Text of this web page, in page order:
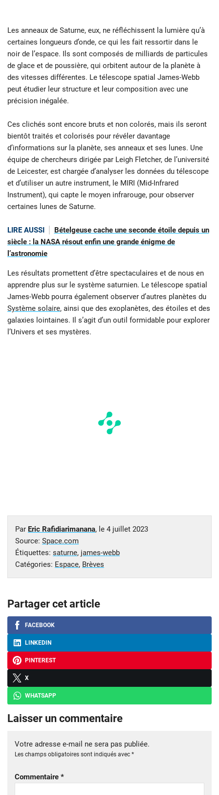
Les anneaux de Saturne, eux, ne réfléchissent la lumière qu’à
certaines longueurs d’onde, ce qui les fait ressortir dans le
noir de l’espace. Ils sont composés de milliards de particules
de glace et de poussière, qui orbitent autour de la planète à
des vitesses différentes. Le télescope spatial James-Webb
peut étudier leur structure et leur composition avec une
précision inégalée.
Ces clichés sont encore bruts et non colorés, mais ils seront
bientôt traités et colorisés pour révéler davantage
d’informations sur la planète, ses anneaux et ses lunes. Une
équipe de chercheurs dirigée par Leigh Fletcher, de l’université
de Leicester, est chargée d’analyser les données du télescope
et d’utiliser un autre instrument, le MIRI (Mid-Infrared
Instrument), qui capte le moyen infrarouge, pour observer
certaines lunes de Saturne.
LIRE AUSSI
Bételgeuse cache une seconde étoile depuis un
siècle : la NASA résout enfin une grande énigme de
l’astronomie
Les résultats promettent d’être spectaculaires et de nous en
apprendre plus sur le système saturnien. Le télescope spatial
James-Webb pourra également observer d’autres planètes du
Système solaire, ainsi que des exoplanètes, des étoiles et des
galaxies lointaines. Il s’agit d’un outil formidable pour explorer
l’Univers et ses mystères.
Par Eric Rafidiarimanana, le 4 juillet 2023
Source: Space.com
Étiquettes: saturne, james-webb
Catégories: Espace, Brèves
Partager cet article
FACEBOOK
LINKEDIN
PINTEREST
X
WHATSAPP
Laisser un commentaire
Votre adresse e-mail ne sera pas publiée.
Les champs obligatoires sont indiqués avec *
Commentaire *